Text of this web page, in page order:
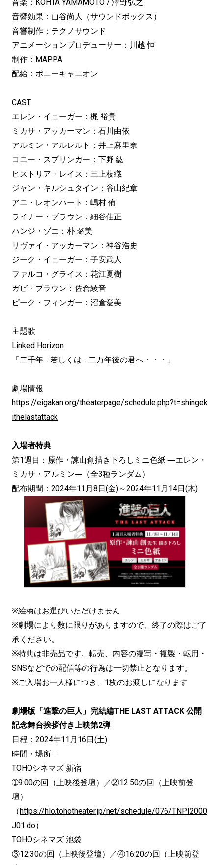
音楽：KOHTA YAMAMOTO / 澤野弘之
音響効果：山谷尚人（サウンドボックス）
音響制作：テクノサウンド
アニメーションプロデューサー：川越 恒
制作：MAPPA
配給：ポニーキャニオン
CAST
エレン・イェーガー：梶 裕貴
ミカサ・アッカーマン：石川由依
アルミン・アルレルト：井上麻里奈
コニー・スプリンガー：下野 紘
ヒストリア・レイス：三上枝織
ジャン・キルシュタイン：谷山紀章
アニ・レオンハート：嶋村 侑
ライナー・ブラウン：細谷佳正
ハンジ・ゾエ：朴 璐美
リヴァイ・アッカーマン：神谷浩史
ジーク・イェーガー：子安武人
ファルコ・グライス：花江夏樹
ガビ・ブラウン：佐倉綾音
ピーク・フィンガー：沼倉愛美
主題歌
Linked Horizon
「二千年… 若しくは… 二万年後の君へ・・・」
劇場情報
https://eigakan.org/theaterpage/schedule.php?t=shingek
ithelastattack
入場者特典
第1週目：原作・諫山創描き下ろしミニ色紙 ―エレン・
ミカサ・アルミン―（全3種ランダム）
配布期間：2024年11月8日(金)～2024年11月14日(木)
※絵柄はお選びいただけません
※劇場により数に限りがありますので、終了の際はご了
承ください。
※特典は非売品です。転売、内容の複写・複製・転用・
SNSなどでの配信等の行為は一切禁止となります。
※ご入場お一人様につき、1枚のお渡しになります
劇場版「進撃の巨人」完結編THE LAST ATTACK 公開
記念舞台挨拶付き上映第2弾
日程：2024年11月16日(土)
時間・場所：
TOHOシネマズ 新宿
➀9:00の回（上映後登壇）／②12:50の回（上映前登
壇）
（https://hlo.tohotheater.jp/net/schedule/076/TNPI2000
J01.do）
TOHOシネマズ 池袋
③12:30の回（上映後登壇）／④16:20の回（上映前登